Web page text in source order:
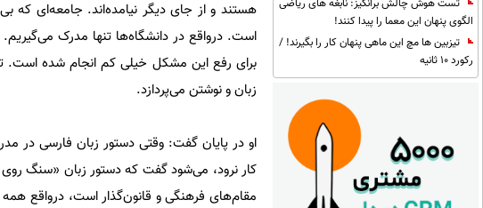
تست هوش چالش برانگیز: نابغه های ریاضی
الگوی پنهان این معما را پیدا کنند!
تیزبین ها مچ این ماهی پنهان کار را بگیرند! /
رکورد 10 ثانیه
هستند و از جای دیگر نیامده‌اند. جامعه‌ای که
است. درواقع در دانشگاه‌ها تنها مدرک
برای رفع این مشکل خیلی کم انجام شده است.
زبان و نوشتن می‌پردازد.
او در پایان گفت: وقتی دستور زبان فارسی در
کار نرود‌، می‌شود گفت که دستور زبان «سنگ
مقام‌های فرهنگی و قانون‌گذار است، درواقع